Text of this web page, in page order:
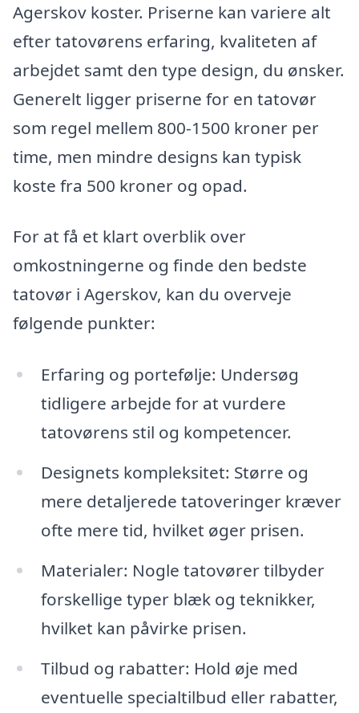
Agerskov koster. Priserne kan variere alt
efter tatovørens erfaring, kvaliteten af
arbejdet samt den type design, du ønsker.
Generelt ligger priserne for en tatovør
som regel mellem 800-1500 kroner per
time, men mindre designs kan typisk
koste fra 500 kroner og opad.
For at få et klart overblik over
omkostningerne og finde den bedste
tatovør i Agerskov, kan du overveje
følgende punkter:
Erfaring og portefølje: Undersøg
tidligere arbejde for at vurdere
tatovørens stil og kompetencer.
Designets kompleksitet: Større og
mere detaljerede tatoveringer kræver
ofte mere tid, hvilket øger prisen.
Materialer: Nogle tatovører tilbyder
forskellige typer blæk og teknikker,
hvilket kan påvirke prisen.
Tilbud og rabatter: Hold øje med
eventuelle specialtilbud eller rabatter,